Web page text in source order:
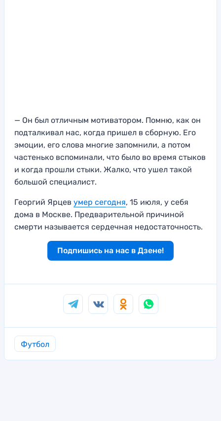
— Он был отличным мотиватором. Помню, как он
подталкивал нас, когда пришел в сборную. Его
эмоции, его слова многие запомнили, а потом
частенько вспоминали, что было во время стыков
и когда прошли стыки. Жалко, что ушел такой
большой специалист.
Георгий Ярцев умер сегодня, 15 июля, у себя
дома в Москве. Предварительной причиной
смерти называется сердечная недостаточность.
Подпишись на нас в Дзене!
Футбол